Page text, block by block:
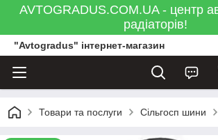
AVTOGRADUS.COM.UA - центр
радіаторів!
"Avtogradus" інтернет-магазин
Товари та послуги Сільгосп шини